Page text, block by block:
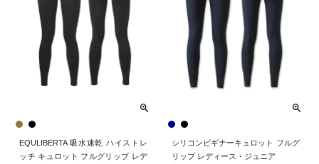
EQULIBERTA 吸水速乾 ハイストレ
ッチ キュロット フルグリップ レデ
シリコンビギナーキュロット フルグ
リップ レディース・ジュニア